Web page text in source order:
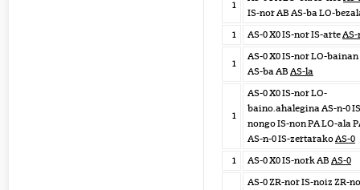
1
IS-nor AB AS-ba LO-
1
AS-0 X0 IS-nor IS-arte
1
AS-0 X0 IS-nor LO-bainan
AS-ba AB AS-la
1
AS-0 X0 IS-nor LO-
baino.ahalegina AS-n-0
nongo IS-non PA LO-ala
AS-n-0 IS-zertarakoAS-0
1
AS-0 X0 IS-nork AB AS-0
AS-0 ZR-nor IS-noiz ZR-